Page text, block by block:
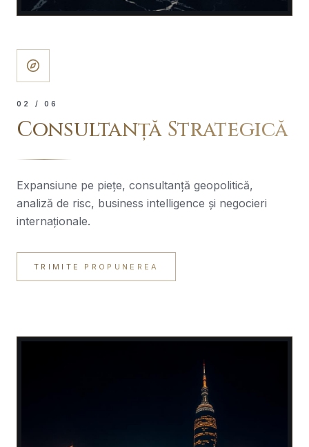
0 2 / 06
Consultanță Strategică
Expansiune pe piețe, consultanță geopolitică,
analiză de risc, business intelligence și negocieri
internaționale.
TRIMITE PROPUNEREA